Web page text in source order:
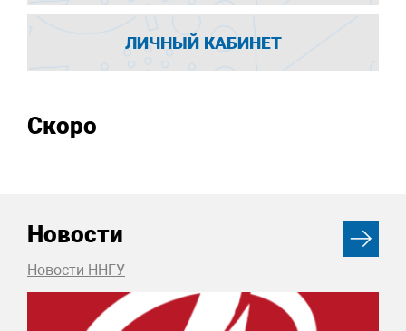
ЛИЧНЫЙ КАБИНЕТ
Скоро
Новости
Новости ННГУ